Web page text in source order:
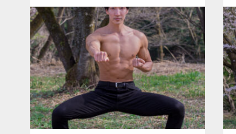
ョ(縦写真)
Update:2022.08.20
Category:桜とマッチョ kaichan
AKIHITO(細マッチョ) 腹筋 上腕二頭筋
ダウンロード